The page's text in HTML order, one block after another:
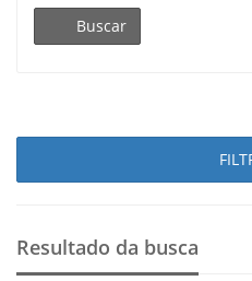
Buscar
Resultado da busca